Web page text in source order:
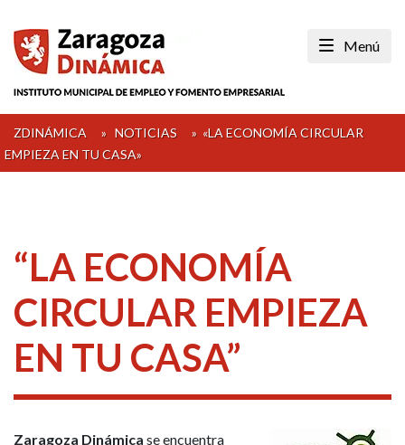
content
Menú
ZDINÁMICA » NOTICIAS » «LA ECONOMÍA CIRCULAR
EMPIEZA EN TU CASA»
“LA ECONOMÍA
CIRCULAR EMPIEZA
EN TU CASA”
Zaragoza Dinámica se encuentra